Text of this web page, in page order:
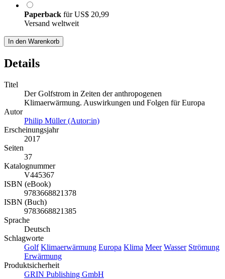
Paperback fürUS$ 20,99
Versand weltweit
In den Warenkorb
Details
Titel
Der Golfstrom in Zeiten der anthropogenen
Klimaerwärmung. Auswirkungen und Folgen für Europa
Autor
Philip Müller (Autor:in)
Erscheinungsjahr
2017
Seiten
37
Katalognummer
V445367
ISBN (eBook)
9783668821378
ISBN (Buch)
9783668821385
Sprache
Deutsch
Schlagworte
Golf Klimaerwärmung Europa Klima Meer Wasser Strömung
Erwärmung
Produktsicherheit
GRIN Publishing GmbH